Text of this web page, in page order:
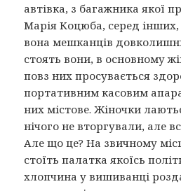
автівка, з багажника якої
Марія Коцюба, серед інших,
вона мешканців
стоять вони, в основному
повз них просувається
портативним касовим
них містове. Жіночки
нічого не вторгували, але
Але що це? На звичному
стоїть палатка якоїсь
хлопчина у вишиванці